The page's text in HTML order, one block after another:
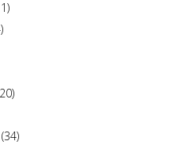
(34)